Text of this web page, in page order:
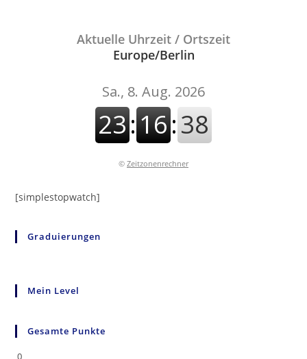
Aktuelle Uhrzeit / Ortszeit
Europe/Berlin
© Zeitzonenrechner
[simplestopwatch]
Graduierungen
Mein Level
Gesamte Punkte
0